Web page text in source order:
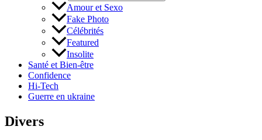
Amour et Sexo
Fake Photo
Célébrités
Featured
Insolite
Santé et Bien-être
Confidence
Hi-Tech
Guerre en ukraine
Divers